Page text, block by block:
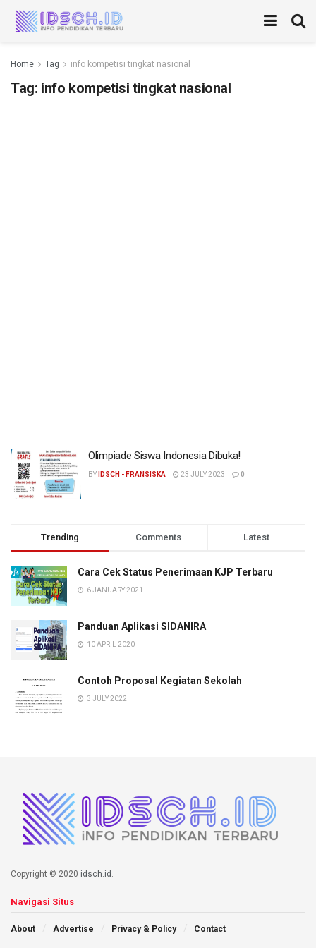
Home Tag info kompetisi tingkat nasional
Tag: info kompetisi tingkat nasional
Olimpiade Siswa Indonesia Dibuka!
BY IDSCH - FRANSISKA 23 JULY 2023 0
Trending Comments Latest
Cara Cek Status Penerimaan KJP Terbaru
6 JANUARY 2021
Panduan Aplikasi SIDANIRA
10 APRIL 2020
Contoh Proposal Kegiatan Sekolah
3 JULY 2022
Copyright © 2020 idsch.id .
Navigasi Situs
About Advertise Privacy & Policy Contact